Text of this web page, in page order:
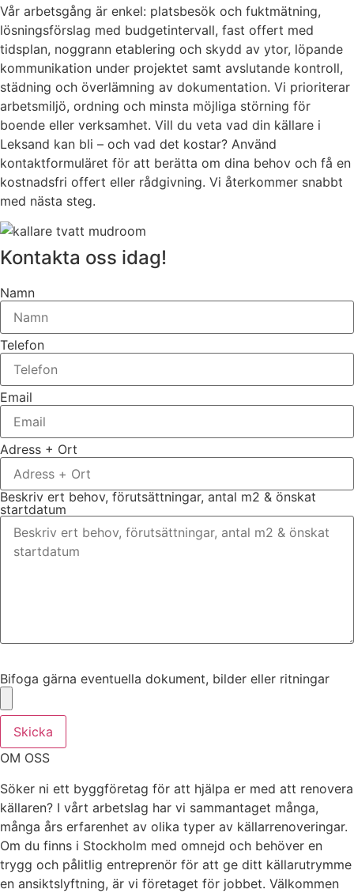
Vår arbetsgång är enkel: platsbesök och fuktmätning,
lösningsförslag med budgetintervall, fast offert med
tidsplan, noggrann etablering och skydd av ytor, löpande
kommunikation under projektet samt avslutande kontroll,
städning och överlämning av dokumentation. Vi prioriterar
arbetsmiljö, ordning och minsta möjliga störning för
boende eller verksamhet. Vill du veta vad din källare i
Leksand kan bli – och vad det kostar? Använd
kontaktformuläret för att berätta om dina behov och få en
kostnadsfri offert eller rådgivning. Vi återkommer snabbt
med nästa steg.
Kontakta oss idag!
Namn
Telefon
Email
Adress + Ort
Beskriv ert behov, förutsättningar, antal m2 & önskat
startdatum
Bifoga gärna eventuella dokument, bilder eller ritningar
Skicka
OM OSS
Söker ni ett byggföretag för att hjälpa er med att renovera
källaren? I vårt arbetslag har vi sammantaget många,
många års erfarenhet av olika typer av källarrenoveringar.
Om du finns i Stockholm med omnejd och behöver en
trygg och pålitlig entreprenör för att ge ditt källarutrymme
en ansiktslyftning, är vi företaget för jobbet. Välkommen